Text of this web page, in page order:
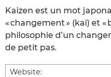
Kaizen est un mot
« changement » (kai) et «
philosophie d’un
de petit pas.
Website: